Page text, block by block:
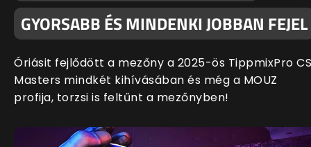
GYORSABB ÉS MINDENKI JOBBAN FEJEL
Óriásit fejlődött a mezőny a 2025-ös TippmixPro
Masters mindkét kihívásában és még a MOUZ
profija, torzsi is feltűnt a mezőnyben!